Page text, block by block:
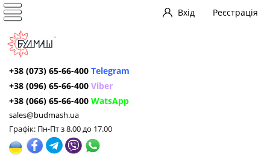
Вхід Реєстрація
+38 (073) 65-66-400 Telegram
+38 (096) 65-66-400 Viber
+38 (066) 65-66-400 WatsApp
sales@budmash.ua
Графік: Пн-Пт з 8.00 до 17.00